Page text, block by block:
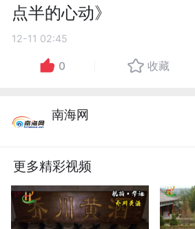
点半的心动》
12-11 02:45
0 收藏
南海网
更多精彩视频